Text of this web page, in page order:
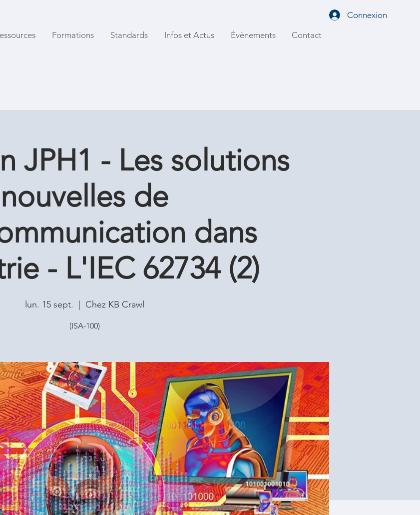
Connexion
Formations Standards Infos et Actus Évènements Contact
JPH1 - Les solutions
nouvelles de
dans
- L'IEC 62734 (2)
lun. 15 sept. Chez KB Crawl
(ISA-100)